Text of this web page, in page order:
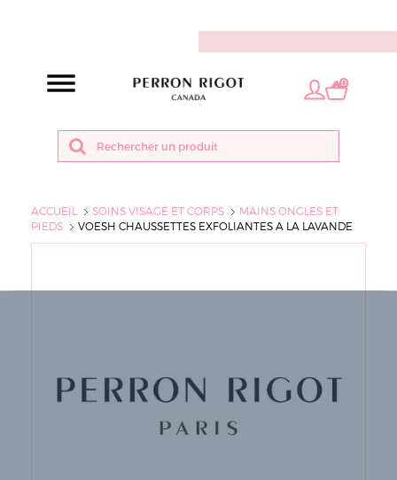
0
ACCUEIL SOINS VISAGE ET CORPS
MAINS ONGLES ET
PIEDS
VOESH CHAUSSETTES EXFOLIANTES A LA LAVANDE